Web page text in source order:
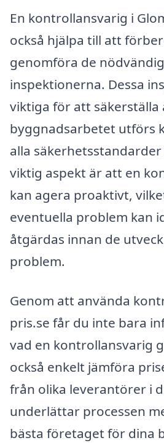
En kontrollansvarig i
också hjälpa till att
genomföra de
inspektionerna. Dessa
viktiga för att säkerställa
byggnadsarbetet utförs
alla
viktig aspekt är att en
kan agera proaktivt,
eventuella problem kan
åtgärdas innan de
problem.
Genom att använda
pris.se får du inte bara
vad en kontrollansvarig
också enkelt jämföra
från olika leverantörer i
underlättar processen
bästa företaget för dina